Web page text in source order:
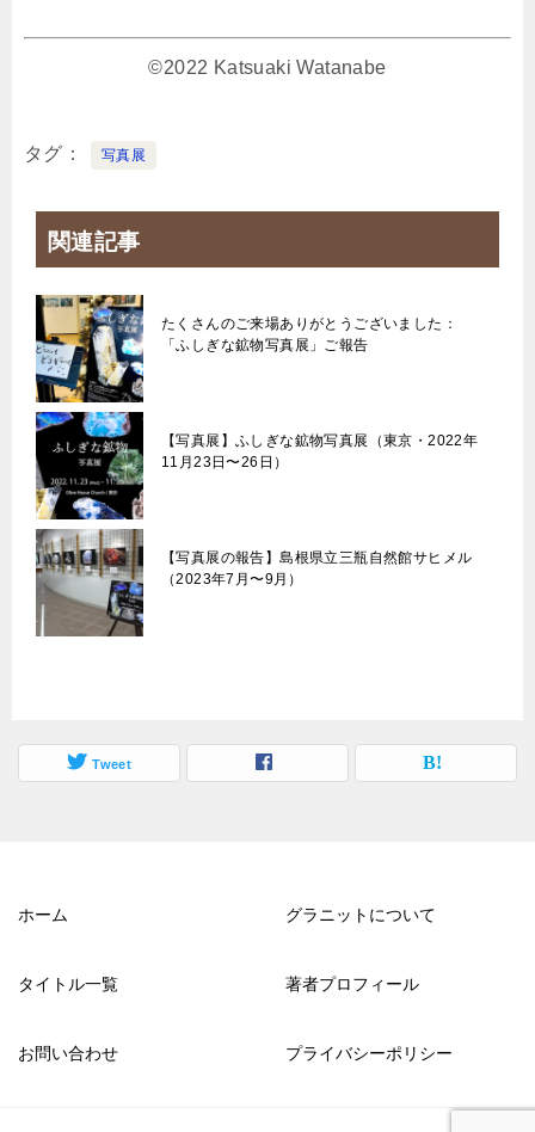
©︎2022 Katsuaki Watanabe
タグ 写真展
関連記事
たくさんのご来場ありがとうございました：
「ふしぎな鉱物写真展」ご報告
【写真展】ふしぎな鉱物写真展（東京・2022年
11月23日〜26日）
【写真展の報告】島根県立三瓶自然館サヒメル
（2023年7月〜9月）
Tweet
ホーム グラニットについて
タイトル一覧 著者プロフィール
お問い合わせ プライバシーポリシー